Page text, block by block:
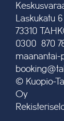
Laskukatu 6
73310
0300 870
maanantai-
© Kuopio-
Oy